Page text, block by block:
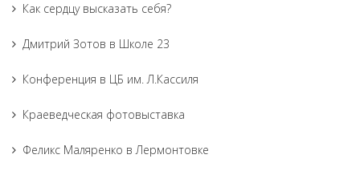
Как сердцу высказать себя?
Дмитрий Зотов в Школе 23
Конференция в ЦБ им. Л.Кассиля
Краеведческая фотовыставка
Феликс Маляренко в Лермонтовке